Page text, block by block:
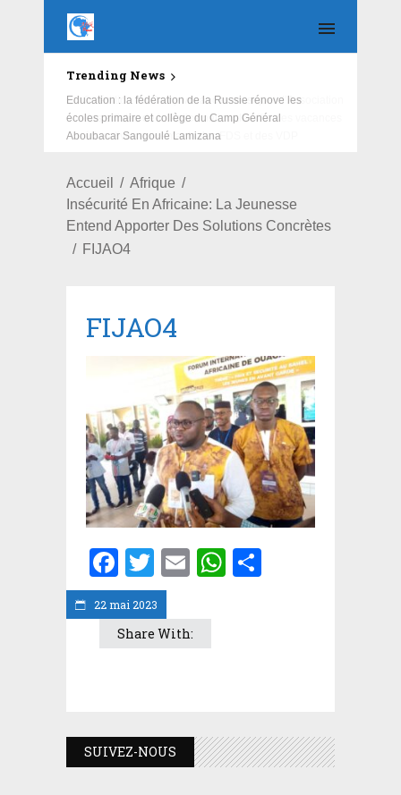
Trending News
Education : la fédération de la Russie rénove les
écoles primaire et collège du Camp Général
Aboubacar Sangoulé Lamizana
Accueil
Afrique
Insécurité En Africaine: La Jeunesse
Entend Apporter Des Solutions Concrètes
FIJAO4
22 mai 2023
FIJAO4
Facebook
Twitter
EmailWhatsApp
Share With:
SUIVEZ-NOUS